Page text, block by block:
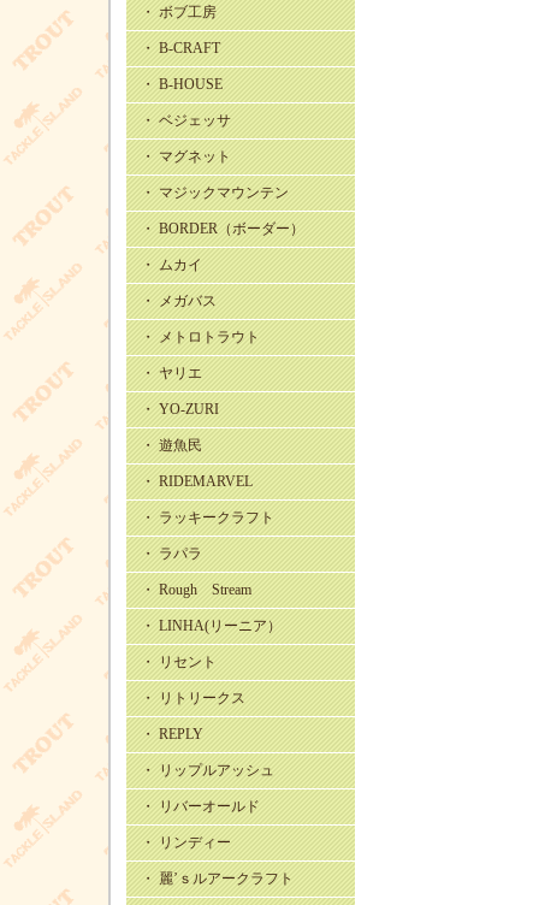
・ ボブ工房
・ B-CRAFT
・ B-HOUSE
・ ベジェッサ
・ マグネット
・ マジックマウンテン
・ BORDER（ボーダー）
・ ムカイ
・ メガバス
・ メトロトラウト
・ ヤリエ
・ YO-ZURI
・ 遊魚民
・ RIDEMARVEL
・ ラッキークラフト
・ ラパラ
・ Rough Stream
・ LINHA(リーニア）
・ リセント
・ リトリークス
・ REPLY
・ リップルアッシュ
・ リバーオールド
・ リンディー
・ 麗’ｓルアークラフト